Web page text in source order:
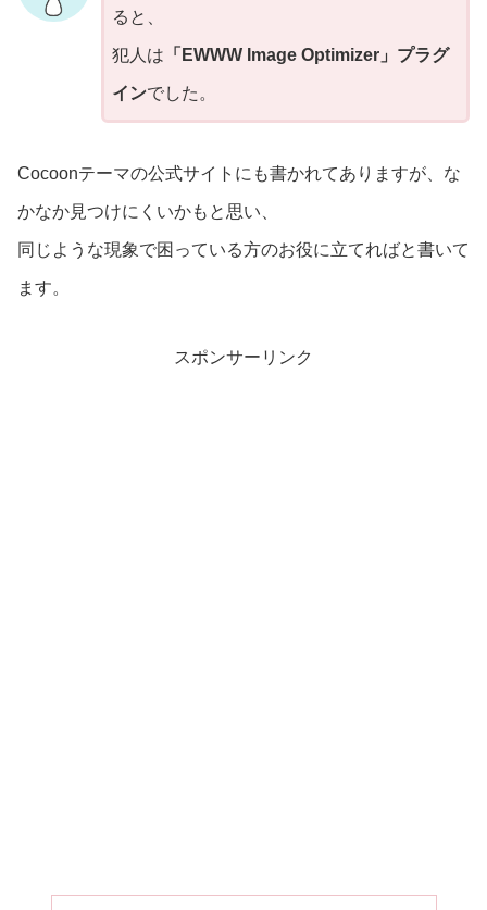
ると、
犯人は 「EWWW Image Optimizer」プラグ
インでした。
Cocoonテーマの公式サイトにも書かれてありますが、な
かなか見つけにくいかもと思い、
同じような現象で困っている方のお役に立てればと書いて
ます。
スポンサーリンク